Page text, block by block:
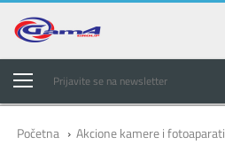
Prijavite se na newsletter
Početna › Akcione kamere i fotoaparati